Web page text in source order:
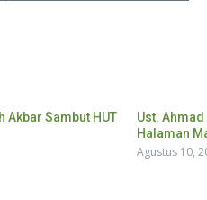
Akbar Sambut HUT
Ust.
Halaman
Agustus 10,